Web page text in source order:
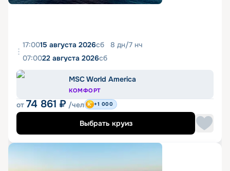
17:0015 августа 2026сб 8 дн/7 нч
07:0022 августа 2026сб
MSC World America
КОМФОРТ
от 74 861 ₽ /чел +1 000
Выбрать круиз